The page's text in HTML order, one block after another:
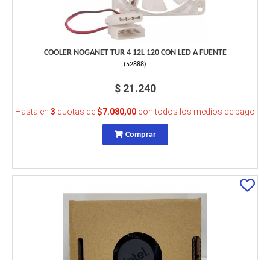
COOLER NOGANET TUR 4 12L 120 CON LED A FUENTE
(52888)
$ 21.240
Hasta en 3 cuotas de $7.080,00 con todos los medios de pago
Comprar